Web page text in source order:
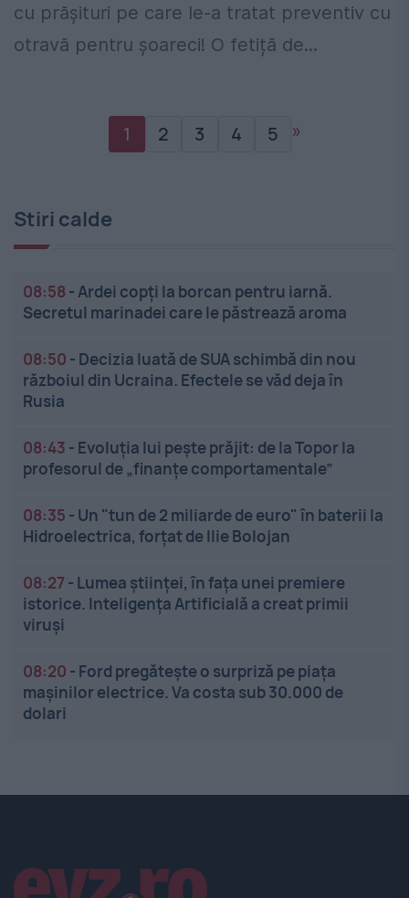
cu prășituri pe care le-a tratat preventiv cu
otravă pentru șoareci! O fetiță de...
1 2 3 4 5 »
Stiri calde
08:58 -Ardei copți la borcan pentru iarnă.
Secretul marinadei care le păstrează aroma
08:50 - Decizia luată de SUA schimbă din nou
războiul din Ucraina. Efectele se văd deja în
Rusia
08:43 - Evoluția lui pește prăjit: de la Topor la
profesorul de „finanțe comportamentale”
08:35 - Un "tun de 2 miliarde de euro" în baterii la
Hidroelectrica, forțat de Ilie Bolojan
08:27 - Lumea științei, în fața unei premiere
istorice. Inteligența Artificială a creat primii
viruși
08:20 - Ford pregătește o surpriză pe piața
mașinilor electrice. Va costa sub 30.000 de
dolari
Linkuri utile